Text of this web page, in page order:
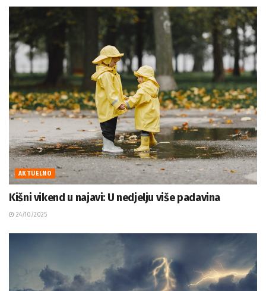
AKTUELNO
Kišni vikend u najavi: U nedjelju više padavina
24/10/2025